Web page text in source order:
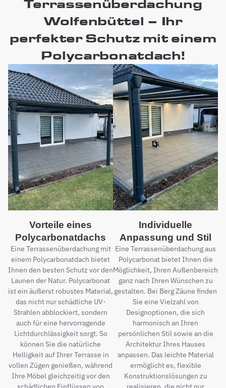
Terrassenüberdachung
Wolfenbüttel – Ihr
perfekter Schutz mit einem
Polycarbonatdach!
Vorteile eines
Polycarbonatdachs
Eine Terrassenüberdachung mit
einem Polycarbonatdach bietet
Ihnen den besten Schutz vor den
Launen der Natur. Polycarbonat
ist ein äußerst robustes Material,
das nicht nur schädliche UV-
Strahlen abblockiert, sondern
auch für eine hervorragende
Lichtdurchlässigkeit sorgt. So
können Sie die natürliche
Helligkeit auf Ihrer Terrasse in
vollen Zügen genießen, während
Ihre Möbel gleichzeitig vor den
Individuelle
Anpassung und Stil
Eine Terrassenüberdachung aus
Polycarbonat bietet Ihnen die
Möglichkeit, Ihren Außenbereich
ganz nach Ihren Wünschen zu
gestalten. Bei Berg Zäune finden
Sie eine Vielzahl von
Designoptionen, die sich
harmonisch an Ihren
persönlichen Stil sowie an die
Architektur Ihres Hauses
anpassen. Das leichte Material
ermöglicht es, flexible
Konstruktionslösungen zu